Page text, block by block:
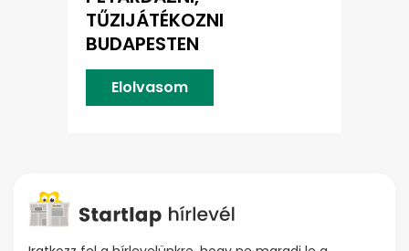
TŰZIJÁTÉKOZNI
BUDAPESTEN
Elolvasom